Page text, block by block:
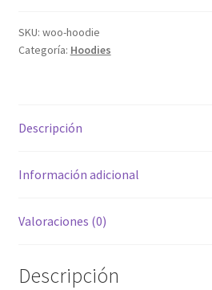
Mismo ID
Página de ejemplo
Panel del vendedor
SKU: woo-hoodie
Categoría: Hoodies
Descripción
Información adicional
Valoraciones (0)
Descripción